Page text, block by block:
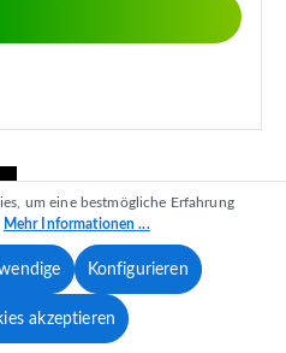
um eine bestmögliche Erfahrung
Mehr Informationen ...
Konfigurieren
akzeptieren